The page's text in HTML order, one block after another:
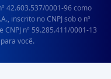
42.603.537/0001-96 como
inscrito no CNPJ sob o nº
CNPJ nº 59.285.411/0001-13
você.